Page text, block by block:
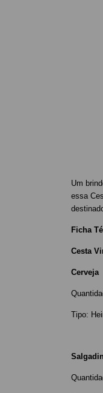
Um
essa
Ficha
Cesta
Cerveja
Tipo: